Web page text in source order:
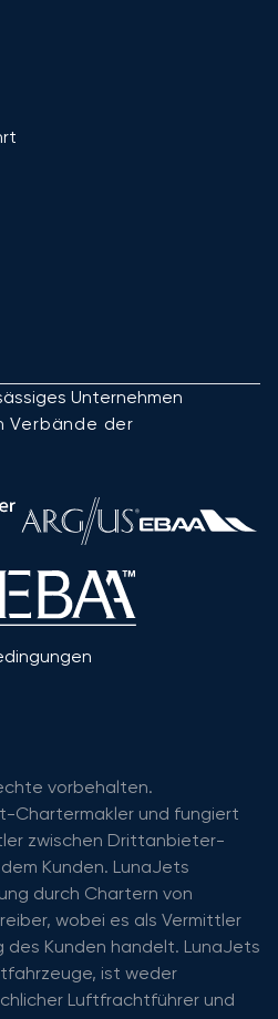
Unternehmen
Verbände der
vorbehalten.
Chartermakler und fungiert
zwischen Drittanbieter-
Kunden. LunaJets
durch Chartern von
wobei es als Vermittler
des Kunden handelt. LunaJets
ist weder
Luftfrachtführer und